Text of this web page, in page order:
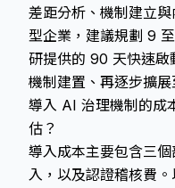
差距分析、機制建立
型企業，建議規劃 9
研提供的 90 天快速啟
機制建置、再逐步擴展
導入 AI 治理機制的成
估？
導入成本主要包含三
入，以及認證稽核費